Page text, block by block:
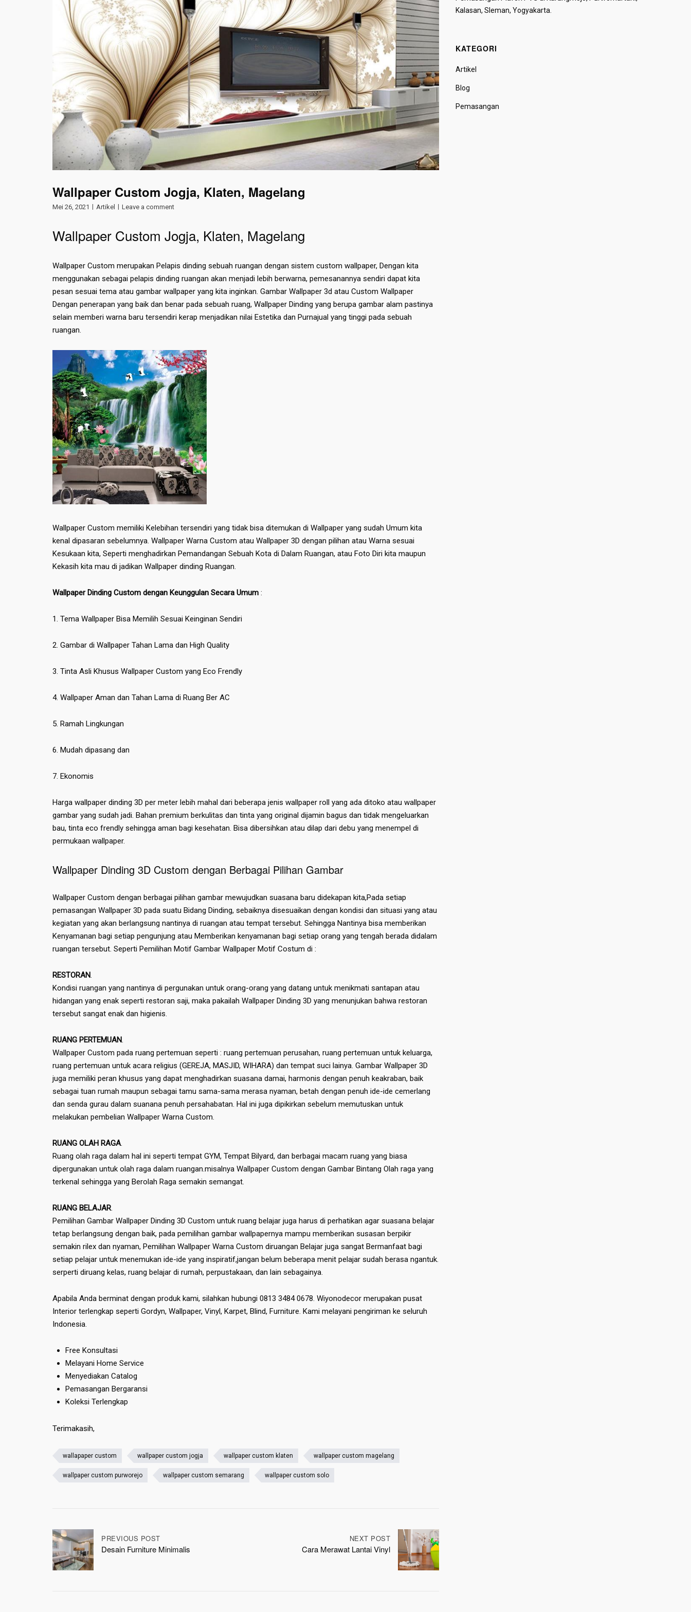
Wallpaper Custom Jogja, Klaten, Magelang
Mei 26, 2021 Artikel Leave a comment
Wallpaper Custom Jogja, Klaten, Magelang
Wallpaper Custom merupakan Pelapis dinding sebuah ruangan dengan sistem custom wallpaper, Dengan kita
menggunakan sebagai pelapis dinding ruangan akan menjadi lebih berwarna, pemesanannya sendiri dapat kita
pesan sesuai tema atau gambar wallpaper yang kita inginkan. Gambar Wallpaper 3d atau Custom Wallpaper
Dengan penerapan yang baik dan benar pada sebuah ruang, Wallpaper Dinding yang berupa gambar alam pastinya
selain memberi warna baru tersendiri kerap menjadikan nilai Estetika dan Purnajual yang tinggi pada sebuah
ruangan.
Wallpaper Custom memiliki Kelebihan tersendiri yang tidak bisa ditemukan di Wallpaper yang sudah Umum kita
kenal dipasaran sebelumnya. Wallpaper Warna Custom atau Wallpaper 3D dengan pilihan atau Warna sesuai
Kesukaan kita, Seperti menghadirkan Pemandangan Sebuah Kota di Dalam Ruangan, atau Foto Diri kita maupun
Kekasih kita mau di jadikan Wallpaper dinding Ruangan.
Wallpaper Dinding Custom dengan Keunggulan Secara Umum :
1. Tema Wallpaper Bisa Memilih Sesuai Keinginan Sendiri
2. Gambar di Wallpaper Tahan Lama dan High Quality
3. Tinta Asli Khusus Wallpaper Custom yang Eco Frendly
4. Wallpaper Aman dan Tahan Lama di Ruang Ber AC
5. Ramah Lingkungan
6. Mudah dipasang dan
7. Ekonomis
Harga wallpaper dinding 3D per meter lebih mahal dari beberapa jenis wallpaper roll yang ada ditoko atau wallpaper
gambar yang sudah jadi. Bahan premium berkulitas dan tinta yang original dijamin bagus dan tidak mengeluarkan
bau, tinta eco frendly sehingga aman bagi kesehatan. Bisa dibersihkan atau dilap dari debu yang menempel di
permukaan wallpaper.
Wallpaper Dinding 3D Custom dengan Berbagai Pilihan Gambar
Wallpaper Custom dengan berbagai pilihan gambar mewujudkan suasana baru didekapan kita,Pada setiap
pemasangan Wallpaper 3D pada suatu Bidang Dinding, sebaiknya disesuaikan dengan kondisi dan situasi yang atau
kegiatan yang akan berlangsung nantinya di ruangan atau tempat tersebut. Sehingga Nantinya bisa memberikan
Kenyamanan bagi setiap pengunjung atau Memberikan kenyamanan bagi setiap orang yang tengah berada didalam
ruangan tersebut. Seperti Pemilihan Motif Gambar Wallpaper Motif Costum di :
RESTORAN.
Kondisi ruangan yang nantinya di pergunakan untuk orang-orang yang datang untuk menikmati santapan atau
hidangan yang enak seperti restoran saji, maka pakailah Wallpaper Dinding 3D yang menunjukan bahwa restoran
tersebut sangat enak dan higienis.
RUANG PERTEMUAN.
Wallpaper Custom pada ruang pertemuan seperti : ruang pertemuan perusahan, ruang pertemuan untuk keluarga,
ruang pertemuan untuk acara religius (GEREJA, MASJID, WIHARA) dan tempat suci lainya. Gambar Wallpaper 3D
juga memiliki peran khusus yang dapat menghadirkan suasana damai, harmonis dengan penuh keakraban, baik
sebagai tuan rumah maupun sebagai tamu sama-sama merasa nyaman, betah dengan penuh ide-ide cemerlang
dan senda gurau dalam suanana penuh persahabatan. Hal ini juga dipikirkan sebelum memutuskan untuk
melakukan pembelian Wallpaper Warna Custom.
RUANG OLAH RAGA.
Ruang olah raga dalam hal ini seperti tempat GYM, Tempat Bilyard, dan berbagai macam ruang yang biasa
dipergunakan untuk olah raga dalam ruangan.misalnya Wallpaper Custom dengan Gambar Bintang Olah raga yang
terkenal sehingga yang Berolah Raga semakin semangat.
RUANG BELAJAR.
Pemilihan Gambar Wallpaper Dinding 3D Custom untuk ruang belajar juga harus di perhatikan agar suasana belajar
tetap berlangsung dengan baik, pada pemilihan gambar wallpapernya mampu memberikan susasan berpikir
semakin rilex dan nyaman, Pemilihan Wallpaper Warna Custom diruangan Belajar juga sangat Bermanfaat bagi
setiap pelajar untuk menemukan ide-ide yang inspiratif,jangan belum beberapa menit pelajar sudah berasa ngantuk.
serperti diruang kelas, ruang belajar di rumah, perpustakaan, dan lain sebagainya.
Apabila Anda berminat dengan produk kami, silahkan hubungi 0813 3484 0678. Wiyonodecor merupakan pusat
Interior terlengkap seperti Gordyn, Wallpaper, Vinyl, Karpet, Blind, Furniture. Kami melayani pengiriman ke seluruh
Indonesia.
Free Konsultasi
Melayani Home Service
Menyediakan Catalog
Pemasangan Bergaransi
Koleksi Terlengkap
Terimakasih,
wallapaper custom wallpaper custom jogja wallpaper custom klaten wallpaper custom magelang
wallpaper custom purworejo wallpaper custom semarang wallpaper custom solo
Post
navigation
PREVIOUS POST
Desain Furniture Minimalis
NEXT POST
Cara Merawat Lantai Vinyl
Kalasan, Sleman, Yogyakarta.
KATEGORI
Artikel
Blog
Pemasangan